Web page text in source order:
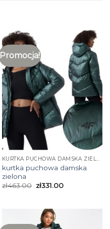
Promocja!
KURTKA PUCHOWA DAMSKA ZIELONA
kurtka puchowa damska
zielona
zł463.00 zł331.00